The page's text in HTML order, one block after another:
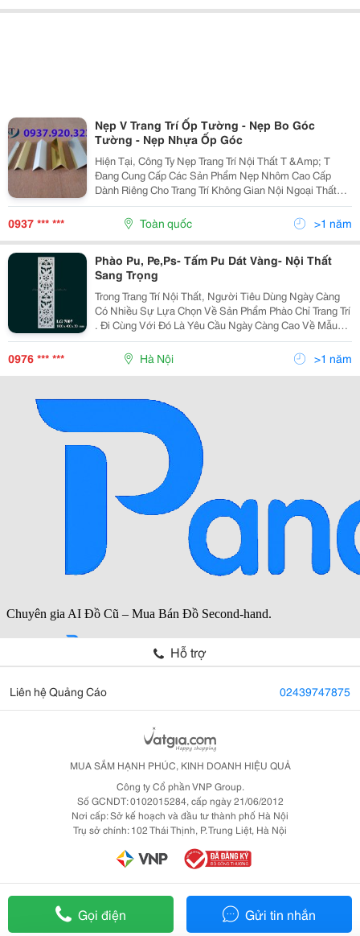
Nẹp V Trang Trí Ốp Tường - Nẹp Bo Góc
Tường - Nẹp Nhựa Ốp Góc
Hiện Tại, Công Ty Nẹp Trang Trí Nội Thất T &Amp; T
Đang Cung Cấp Các Sản Phẩm Nẹp Nhôm Cao Cấp
Dành Riêng Cho Trang Trí Không Gian Nội Ngoại Thất
Đặc Biệt Là Các Vị Trí Góc Tường. Sở Dĩ, Chúng Tôi
Chọn Hướng Đi Cung Cấp Các Sản Phẩm Nẹp Nhôm
0937 *** *** Toàn quốc >1 năm
Phào Pu, Pe,Ps- Tấm Pu Dát Vàng- Nội Thất
Sang Trọng
Trong Trang Trí Nội Thất, Người Tiêu Dùng Ngày Càng
Có Nhiều Sự Lựa Chọn Về Sản Phẩm Phào Chỉ Trang Trí
. Đi Cùng Với Đó Là Yêu Cầu Ngày Càng Cao Về Mẫu
Mã Và Chất Lượng. Dịch Hồng Hawa Không Chỉ Dẫn
Đầu Về Các Sản Phẩm Thạch Cao Trang Trí, Mà Còn Nh
0976 *** *** Hà Nội >1 năm
Gọi điện Gửi tin nhắn
Hỗ trợ
Liên hệ Quảng Cáo 02439747875
MUA SẮM HẠNH PHÚC, KINH DOANH HIỆU QUẢ
Công ty Cổ phần VNP Group.
Số GCNDT: 0102015284, cấp ngày 21/06/2012
Nơi cấp: Sở kế hoạch và đầu tư thành phố Hà Nội
Trụ sở chính: 102 Thái Thịnh, P. Trung Liệt, Hà Nội